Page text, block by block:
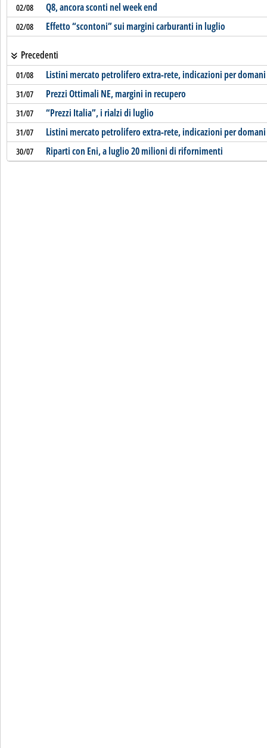
02/08 Q8, ancora sconti nel week end
02/08 Effetto “scontoni” sui margini carburanti in luglio
Precedenti
01/08 Listini mercato petrolifero extra-rete, indicazioni per domani
31/07 Prezzi Ottimali NE, margini in recupero
31/07 “Prezzi Italia”, i rialzi di luglio
31/07 Listini mercato petrolifero extra-rete, indicazioni per domani
30/07 Riparti con Eni, a luglio 20 milioni di rifornimenti